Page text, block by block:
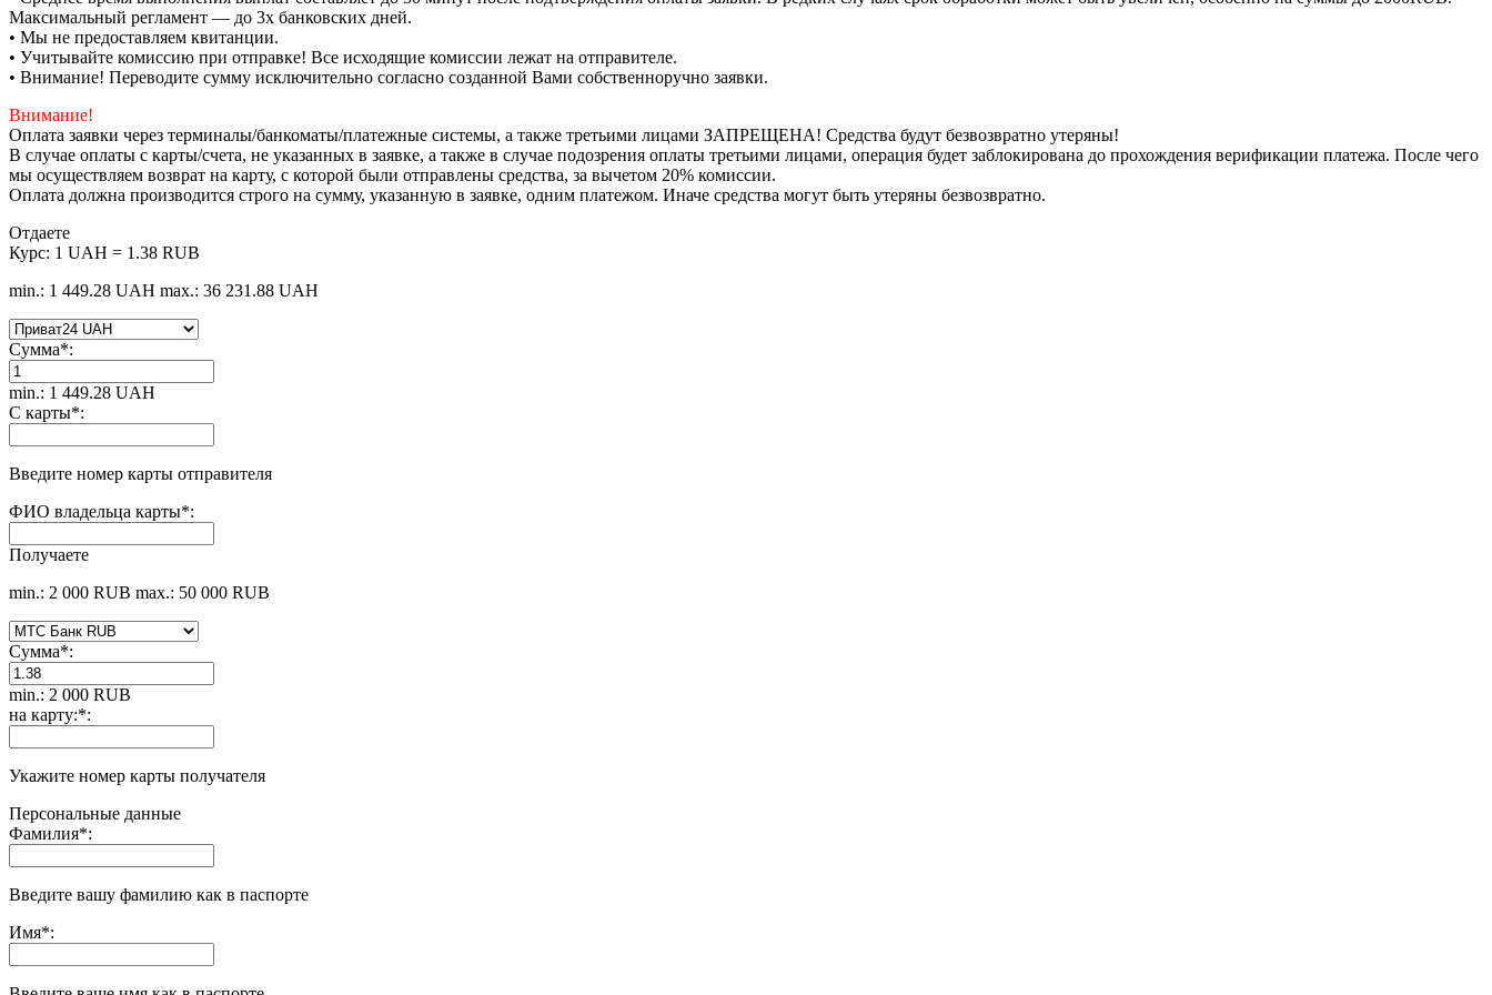
Максимальный регламент — до 3х банковских дней.
• Мы не предоставляем квитанции.
• Учитывайте комиссию при отправке! Все исходящие комиссии лежат на отправителе.
• Внимание! Переводите сумму исключительно согласно созданной Вами собственноручно заявки.
Внимание!
Оплата заявки через терминалы/банкоматы/платежные системы, а также третьими лицами ЗАПРЕЩЕНА! Средства будут безвозвратно утеряны!
В случае оплаты с карты/счета, не указанных в заявке, а также в случае подозрения оплаты третьими лицами, операция будет заблокирована до прохождения верификации платежа. После чего
мы осуществляем возврат на карту, с которой были отправлены средства, за вычетом 20% комиссии.
Оплата должна производится строго на сумму, указанную в заявке, одним платежом. Иначе средства могут быть утеряны безвозвратно.
Отдаете
Курс: 1 UAH = 1.38 RUB
min.: 1 449.28 UAH max.: 36 231.88 UAH
Сумма*:
min.: 1 449.28 UAH
С карты*:
Введите номер карты отправителя
ФИО владельца карты*:
Получаете
min.: 2 000 RUB max.: 50 000 RUB
Сумма*:
min.: 2 000 RUB
на карту:*:
Укажите номер карты получателя
Персональные данные
Фамилия*:
Введите вашу фамилию как в паспорте
Имя*: